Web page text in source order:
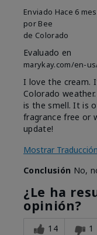
Enviado Hace 6
por Bee
de Colorado
Evaluado en
marykay.com/en-
I love the cream.
Colorado
is the smell. It is
fragrance free or
update!
Mostrar Traducción
Conclusión No,
¿Le ha
opinión?
14 1